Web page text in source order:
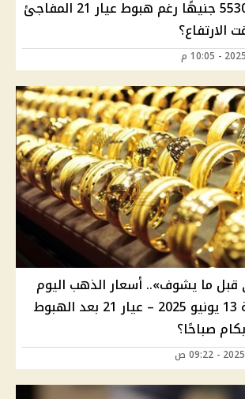
الجرام يتخطى 5530 جنيهًا رغم هبوط عيار 21 المفاجئ
ما يشوف».. أسعار الذهب اليوم
في مصر الجمعة 13 يونيو 2025 – عيار 21 بعد الهبوط
صباحًا؟